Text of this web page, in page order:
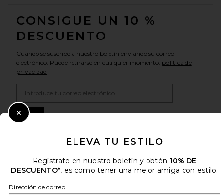
CONSIGUE UN 10 %
DESCUENTO
Cuando se suscribe a nuestro boletín enviando su correo
electrónico. Puede retirarse en cualquier momento. política de
privacidad
Sign Up
Change Country Regions
es USD
ELEVA TU ESTILO
Regístrate en nuestro boletín y obtén 10% DE
DESCUENTO*, es como tener una mejor amiga con estilo.
Dirección de correo
Close Modal